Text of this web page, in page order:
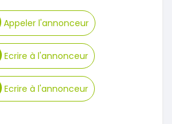
Appeler l'annonceur
Ecrire à l'annonceur
Ecrire à l'annonceur